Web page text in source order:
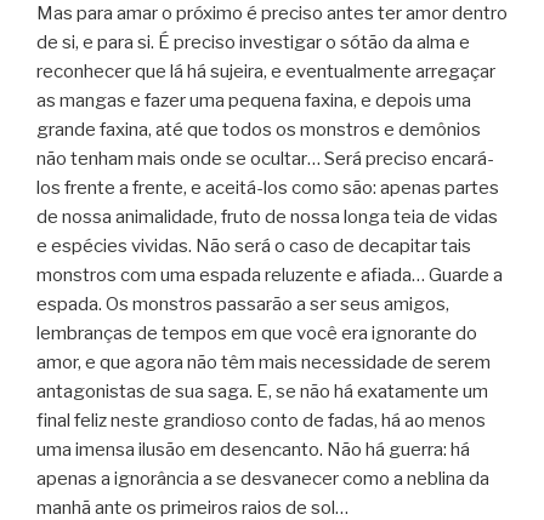
Mas para amar o próximo é preciso antes ter amor dentro
de si, e para si. É preciso investigar o sótão da alma e
reconhecer que lá há sujeira, e eventualmente arregaçar
as mangas e fazer uma pequena faxina, e depois uma
grande faxina, até que todos os monstros e demônios
não tenham mais onde se ocultar… Será preciso encará-
los frente a frente, e aceitá-los como são: apenas partes
de nossa animalidade, fruto de nossa longa teia de vidas
e espécies vividas. Não será o caso de decapitar tais
monstros com uma espada reluzente e afiada… Guarde a
espada. Os monstros passarão a ser seus amigos,
lembranças de tempos em que você era ignorante do
amor, e que agora não têm mais necessidade de serem
antagonistas de sua saga. E, se não há exatamente um
final feliz neste grandioso conto de fadas, há ao menos
uma imensa ilusão em desencanto. Não há guerra: há
apenas a ignorância a se desvanecer como a neblina da
manhã ante os primeiros raios de sol…